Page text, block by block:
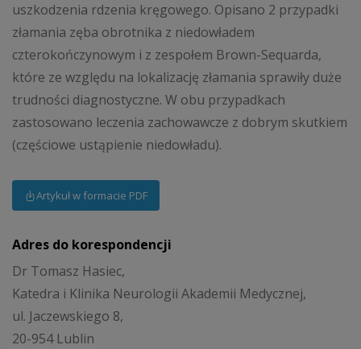
uszkodzenia rdzenia kręgowego. Opisano 2 przypadki
złamania zęba obrotnika z niedowładem
czterokończynowym i z zespołem Brown-Sequarda,
które ze względu na lokalizację złamania sprawiły duże
trudności diagnostyczne. W obu przypadkach
zastosowano leczenia zachowawcze z dobrym skutkiem
(częściowe ustąpienie niedowładu).
Artykuł w formacie PDF
Adres do korespondencji
Dr Tomasz Hasiec,
Katedra i Klinika Neurologii Akademii Medycznej,
ul. Jaczewskiego 8,
20-954 Lublin